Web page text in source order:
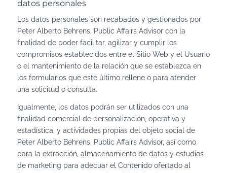
datos personales
Los datos personales son recabados y gestionados por
Peter Alberto Behrens, Public Affairs Advisor con la
finalidad de poder facilitar, agilizar y cumplir los
compromisos establecidos entre el Sitio Web y el Usuario
o el mantenimiento de la relación que se establezca en
los formularios que este último rellene o para atender
una solicitud o consulta.
Igualmente, los datos podrán ser utilizados con una
finalidad comercial de personalización, operativa y
estadística, y actividades propias del objeto social de
Peter Alberto Behrens, Public Affairs Advisor, así como
para la extracción, almacenamiento de datos y estudios
de marketing para adecuar el Contenido ofertado al